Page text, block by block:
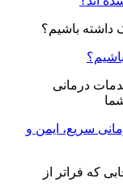
سریع، ایمن و